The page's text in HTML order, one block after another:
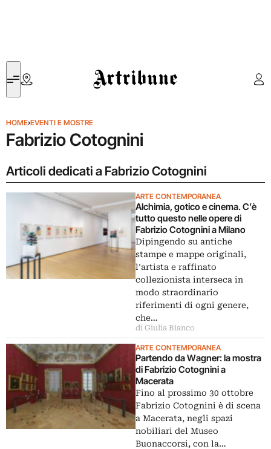
Artribune
HOME›EVENTI E MOSTRE
Fabrizio Cotognini
Articoli dedicati a Fabrizio Cotognini
ARTE CONTEMPORANEA
Alchimia, gotico e cinema. C’è
tutto questo nelle opere di
Fabrizio Cotognini a Milano
Dipingendo su antiche
stampe e mappe originali,
l’artista e raffinato
collezionista interseca in
modo straordinario
riferimenti di ogni genere,
che…
di Giulia Bianco
ARTE CONTEMPORANEA
Partendo da Wagner: la mostra
di Fabrizio Cotognini a
Macerata
Fino al prossimo 30 ottobre
Fabrizio Cotognini è di scena
a Macerata, negli spazi
nobiliari del Museo
Buonaccorsi, con la…